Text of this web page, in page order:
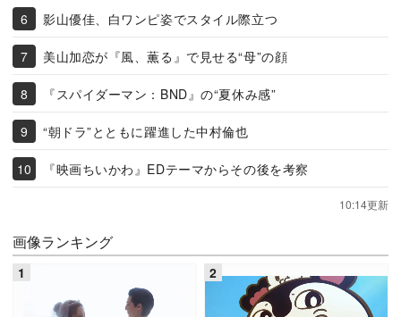
影山優佳、白ワンピ姿でスタイル際立つ
美山加恋が『風、薫る』で見せる“母”の顔
『スパイダーマン：BND』の“夏休み感”
“朝ドラ”とともに躍進した中村倫也
『映画ちいかわ』EDテーマからその後を考察
10:14更新
画像ランキング